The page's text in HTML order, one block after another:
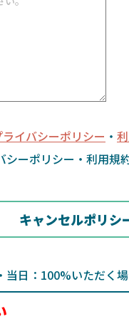
ライバシーポリシー ・
シーポリシー・利用規
キャンセルポリシ
日：100%いただく場